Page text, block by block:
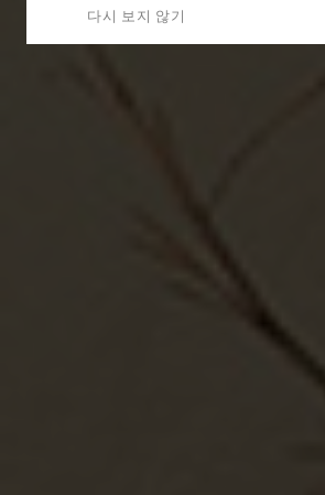
다시 보지 않기